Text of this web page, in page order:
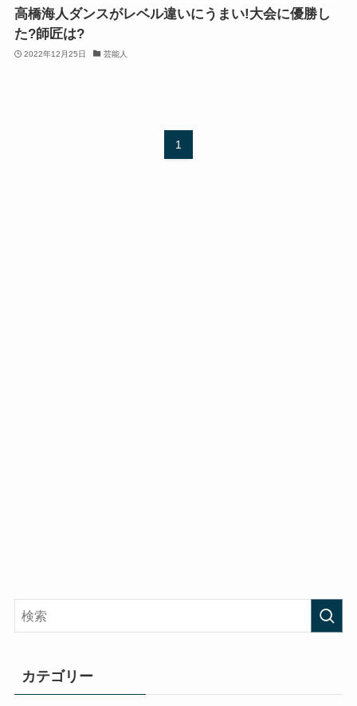
高橋海人ダンスがレベル違いにうまい!大会に優勝し
た?師匠は?
2022年12月25日 芸能人
1
カテゴリー